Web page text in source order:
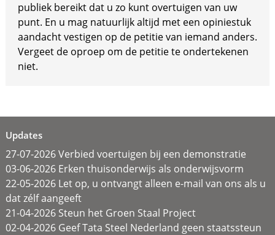
publiek bereikt dat u zo kunt overtuigen van uw
punt. En u mag natuurlijk altijd met een opiniestuk
aandacht vestigen op de petitie van iemand anders.
Vergeet de oproep om de petitie te ondertekenen
niet.
Updates
27-07-2026 Verbied voertuigen bij een demonstratie
03-06-2026 Erken thuisonderwijs als onderwijsvorm
22-05-2026 Let op, u ontvangt alleen e-mail van ons als u
dat zélf aangeeft
21-04-2026 Steun het Groen Staal Project
02-04-2026 Geef Tata Steel Nederland geen staatssteun